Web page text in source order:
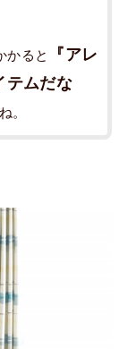
かると
『アレ
テムだな
。